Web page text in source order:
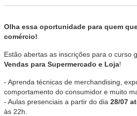
Olha essa oportunidade para quem
comércio!
Estão abertas as inscrições para o curso
Vendas para Supermercado e Loja!
- Aprenda técnicas de merchandising,
comportamento do consumidor e muito
- Aulas presenciais a partir do dia 28/07
às 22h.